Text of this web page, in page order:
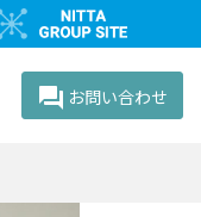
question_answer お問い合わせ